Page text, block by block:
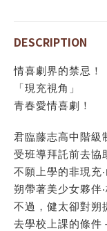
DESCRIPTION
情喜劇界的禁忌！
「現充視角」
青春愛情喜劇！
君臨藤志高中階級
受班導拜託前去協
不願上學的非現充
朔帶著美少女夥伴
不過，健太卻對朔
去學校上課的條件